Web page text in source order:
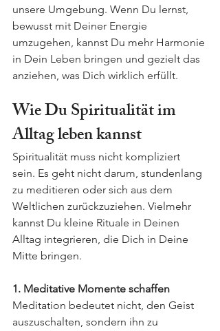
unsere Umgebung. Wenn Du lernst,
bewusst mit Deiner Energie
umzugehen, kannst Du mehr Harmonie
in Dein Leben bringen und gezielt das
anziehen, was Dich wirklich erfüllt.
Wie Du Spiritualität im
Alltag leben kannst
Spiritualität muss nicht kompliziert
sein. Es geht nicht darum, stundenlang
zu meditieren oder sich aus dem
Weltlichen zurückzuziehen. Vielmehr
kannst Du kleine Rituale in Deinen
Alltag integrieren, die Dich in Deine
Mitte bringen.
1. Meditative Momente schaffen
Meditation bedeutet nicht, den Geist
auszuschalten, sondern ihn zu